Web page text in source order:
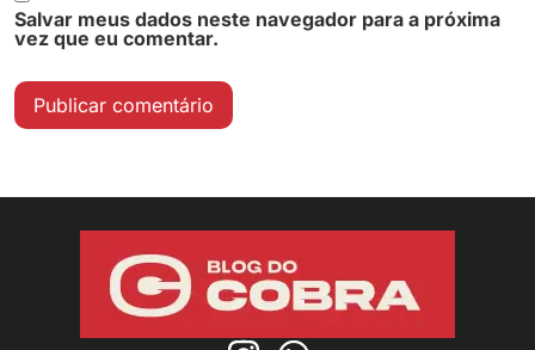
Salvar meus dados neste navegador para a próxima
vez que eu comentar.